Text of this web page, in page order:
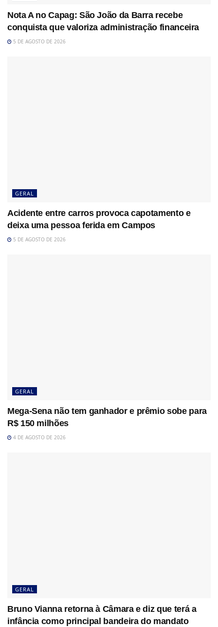
Nota A no Capag: São João da Barra recebe
conquista que valoriza administração financeira
5 DE AGOSTO DE 2026
GERAL
Acidente entre carros provoca capotamento e
deixa uma pessoa ferida em Campos
5 DE AGOSTO DE 2026
GERAL
Mega-Sena não tem ganhador e prêmio sobe para
R$ 150 milhões
4 DE AGOSTO DE 2026
GERAL
Bruno Vianna retorna à Câmara e diz que terá a
infância como principal bandeira do mandato